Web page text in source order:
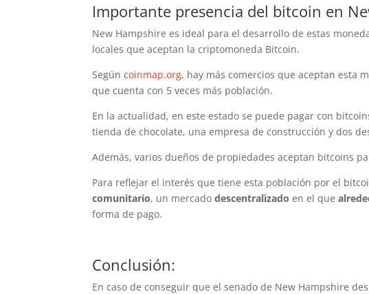
Importante presencia del bitcoin en
New Hampshire es ideal para el desarrollo de estas
locales que aceptan la criptomoneda Bitcoin.
Segúncoinmap.org, hay más comercios que aceptan esta
que cuenta con 5 veces más población.
En la actualidad, en este estado se puede pagar con
tienda de chocolate, una empresa de construcción y dos
Además, varios dueños de propiedades aceptan bitcoins
Para reflejar el interés que tiene esta población por el
comunitario, un mercadodescentralizado en el que
forma de pago.
Conclusión:
En caso de conseguir que el senado de New Hampshire